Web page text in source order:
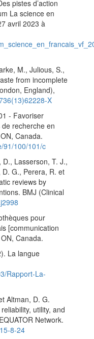
pistes d’action
La science en
avril 2023 à
M., Julious, S.,
from incomplete
England),
X
- Favoriser
de recherche en
Canada.
91/100/101/c
D., Lasserson, T. J.,
D. G., Perera, R. et
reviews by
BMJ (Clinical
pour
[communication
Canada.
La langue
Rapport-La-
Altman, D. G.
utility, and
Network.
8-24